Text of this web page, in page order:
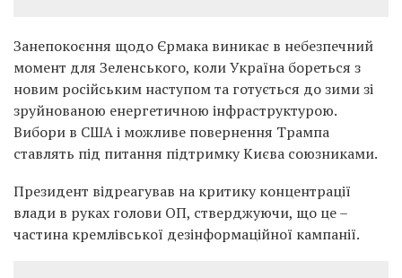
Занепокоєння щодо Єрмака виникає в небезпечний
момент для Зеленського, коли Україна бореться з
новим російським наступом та готується до зими зі
зруйнованою енергетичною інфраструктурою.
Вибори в США і можливе повернення Трампа
ставлять під питання підтримку Києва союзниками.
Президент відреагував на критику концентрації
влади в руках голови ОП, стверджуючи, що це –
частина кремлівської дезінформаційної кампанії.